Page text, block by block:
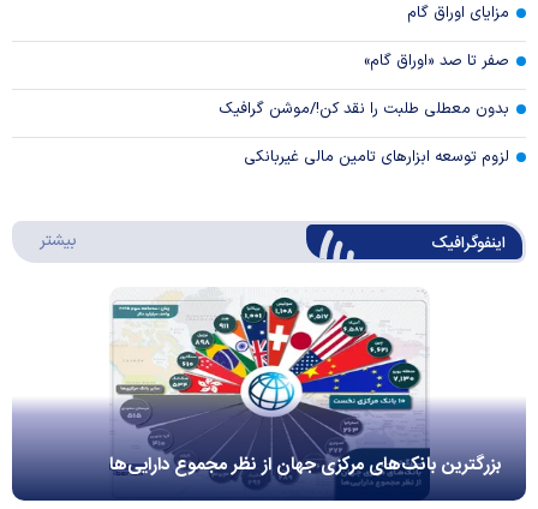
مزایای اوراق گام
صفر تا صد «اوراق گام»
بدون معطلی طلبت را نقد کن!/موشن گرافیک
لزوم توسعه ابزارهای تامین مالی غیربانکی
اینفوگرافیک بیشتر
بزرگترین بانک‌های مرکزی جهان از نظر مجموع دارایی‌ها